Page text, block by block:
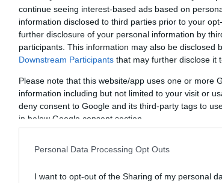
continue seeing interest-based ads based on
information disclosed to third parties prior to your
further disclosure of your personal information by
participants. This information may also be disclosed
Downstream Participants that may further disclose it
Please note that this website/app uses one or more
information including but not limited to your visit or
deny consent to Google and its third-party tags to
in below Google consent section.
Personal Data Processing Opt Outs
I want to opt-out of the Sharing of my personal
Η εμβληματικήMercedes AMG G 63 είναι το
των off-road όσον αφορά στις επιδόσεις.
Σε αυτό το SUV, η Mercedes AMG
θα είναι το δεύτερο μοντέλο που θα